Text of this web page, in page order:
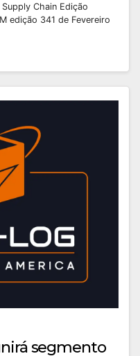
Chain Edição
edição 341 de Fevereiro
segmento